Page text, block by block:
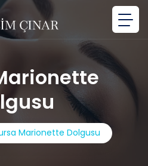
Marionette Dolgusu